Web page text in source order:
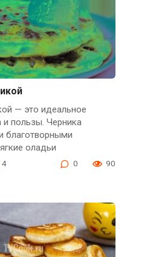
— это идеальное
и пользы. Черника
благотворными
оладьи
4 0 90